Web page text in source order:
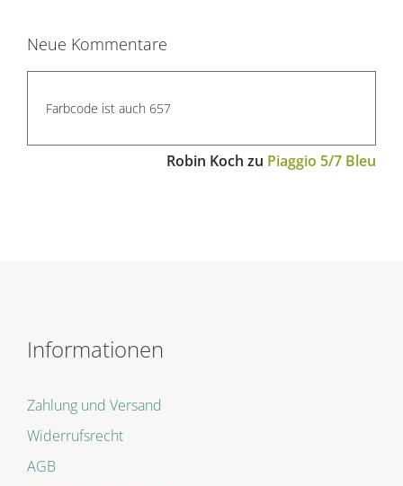
Neue Kommentare
Farbcode ist auch 657
Robin Koch zu Piaggio 5/7 Bleu
Informationen
Zahlung und Versand
Widerrufsrecht
AGB